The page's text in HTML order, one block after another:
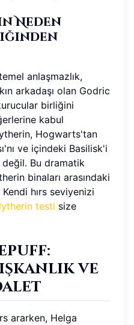
Neden
anlaşmazlık,
arkadaşı olan Godric
birliğini
kabul
Hogwarts'tan
ve içindeki Basilisk'i
Bu dramatik
binaları arasındaki
hırs seviyenizi
testi size
ve
ararken, Helga